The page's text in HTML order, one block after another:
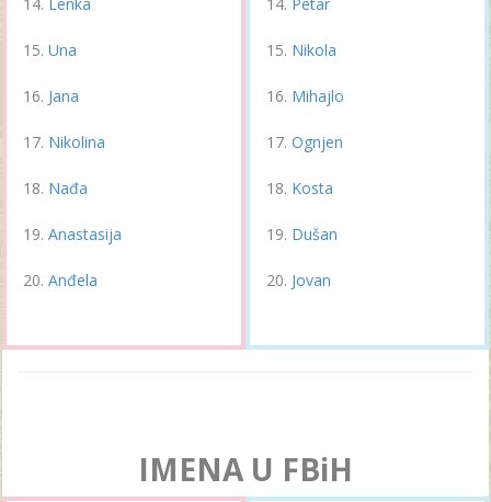
Una
Jana
Nikolina
Nađa
Anastasija
Anđela
Nikola
Mihajlo
Ognjen
Kosta
Dušan
Jovan
IMENA U FBiH